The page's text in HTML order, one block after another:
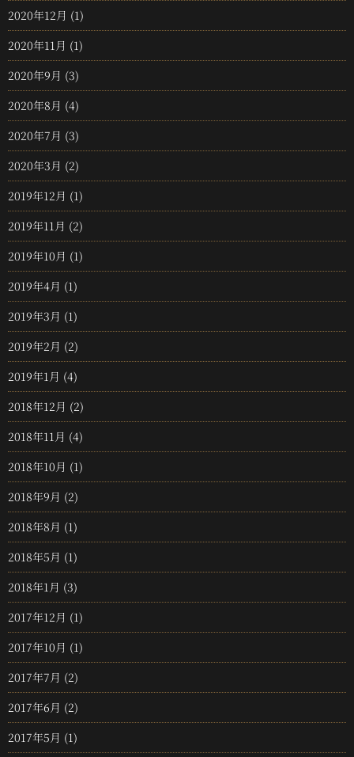
2020年12月 (1)
2020年11月 (1)
2020年9月 (3)
2020年8月 (4)
2020年7月 (3)
2020年3月 (2)
2019年12月 (1)
2019年11月 (2)
2019年10月 (1)
2019年4月 (1)
2019年3月 (1)
2019年2月 (2)
2019年1月 (4)
2018年12月 (2)
2018年11月 (4)
2018年10月 (1)
2018年9月 (2)
2018年8月 (1)
2018年5月 (1)
2018年1月 (3)
2017年12月 (1)
2017年10月 (1)
2017年7月 (2)
2017年6月 (2)
2017年5月 (1)